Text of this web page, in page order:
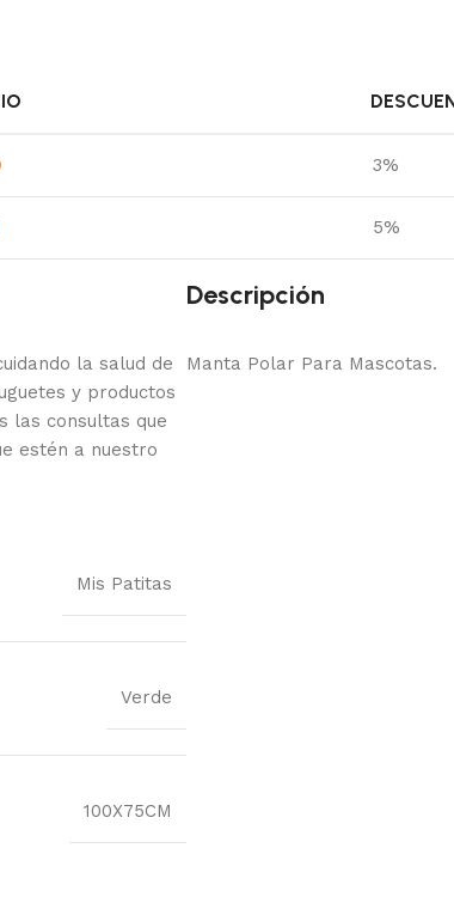
3%
5%
la salud de
y productos
las consultas que
estén a nuestro
Mis Patitas
Verde
100X75CM
Descripción
Manta Polar Para Mascotas.